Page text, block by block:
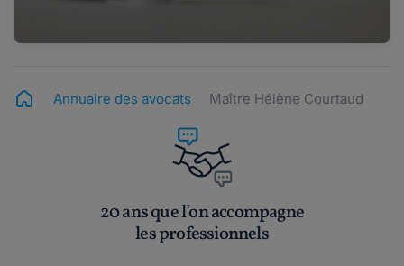
Annuaire des avocats Maître Hélène Courtaud
20 ans que l’on accompagne
les professionnels